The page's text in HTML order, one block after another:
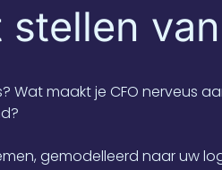
maakt je CFO nerveus
gemodelleerd naar uw